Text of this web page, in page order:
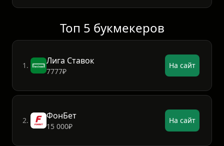
Топ 5 букмекеров
1. Лига Ставок
7777₽
На сайт
2. ФонБет
15 000₽
На сайт